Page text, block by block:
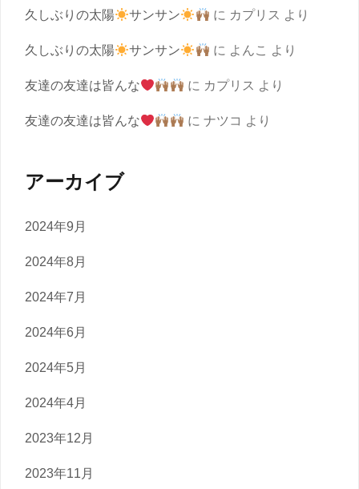
久しぶりの太陽 サンサン に カプリス より
久しぶりの太陽 サンサン に よんこ より
友達の友達は皆んな に カプリス より
友達の友達は皆んな に ナツコ より
アーカイブ
2024年9月
2024年8月
2024年7月
2024年6月
2024年5月
2024年4月
2023年12月
2023年11月